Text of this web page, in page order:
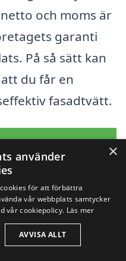
och moms är
garanti
På så sätt kan
du får en
fasadtvätt.
och utan
×
använder
för att förbättra
vår webbplats samtycker
vår cookiepolicy. Läs mer
AVVISA ALLT